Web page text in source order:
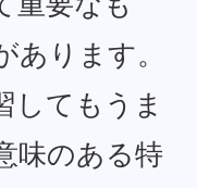
あります。
してもうま
味のある特